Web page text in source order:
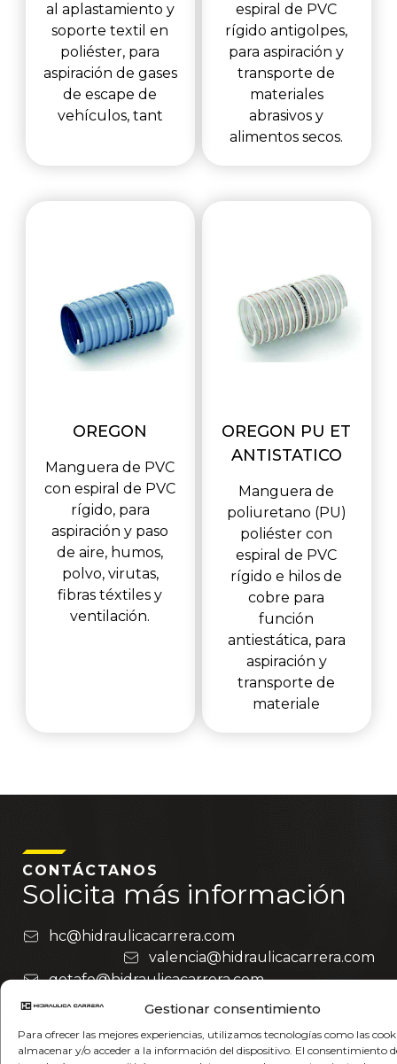
Gestionar consentimiento
Para ofrecer las mejores experiencias, utilizamos tecnologías como las
almacenar y/o acceder a la información del dispositivo. El consentimiento
al aplastamiento y
soporte textil en
poliéster, para
aspiración de gases
de escape de
vehículos, tant
espiral de PVC
rígido antigolpes,
para aspiración y
transporte de
materiales
abrasivos y
alimentos secos.
OREGON
Manguera de PVC
con espiral de PVC
rígido, para
aspiración y paso
de aire, humos,
polvo, virutas,
fibras téxtiles y
ventilación.
OREGON PU ET
ANTISTATICO
Manguera de
poliuretano (PU)
poliéster con
espiral de PVC
rígido e hilos de
cobre para
función
antiestática, para
aspiración y
transporte de
materiale
CONTÁCTANOS
Solicita más información
hc@hidraulicacarrera.com
valencia@hidraulicacarrera.com
getafe@hidraulicacarrera.com
Nombre